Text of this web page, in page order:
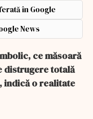
în Google
News
ce măsoară
distrugere totală
indică o realitate